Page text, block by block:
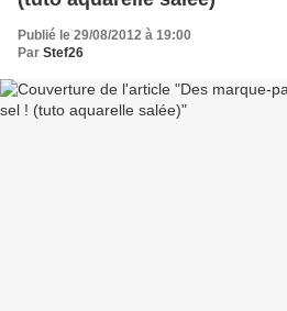
Publié le 29/08/2012 à 19:00
Par Stef26